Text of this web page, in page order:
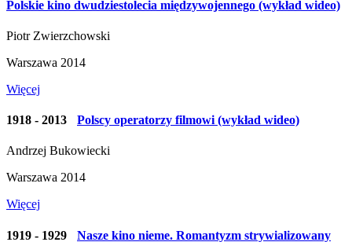
Polskie kino dwudziestolecia międzywojennego (wykład wideo)
Piotr Zwierzchowski
Warszawa 2014
Więcej
1918 - 2013 Polscy operatorzy filmowi (wykład wideo)
Andrzej Bukowiecki
Warszawa 2014
Więcej
1919 - 1929 Nasze kino nieme. Romantyzm strywializowany